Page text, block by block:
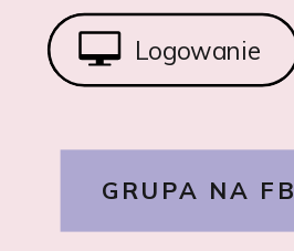
GRUPA NA FB
Logowanie